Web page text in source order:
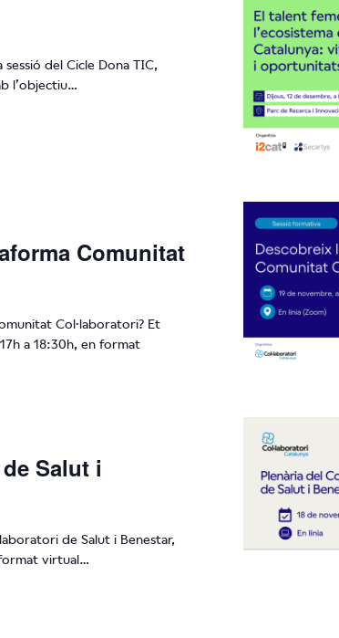
del Cicle Dona TIC,
l’objectiu…
Comunitat
Col·laboratori? Et
a 18:30h, en format
Salut i
de Salut i Benestar,
virtual…